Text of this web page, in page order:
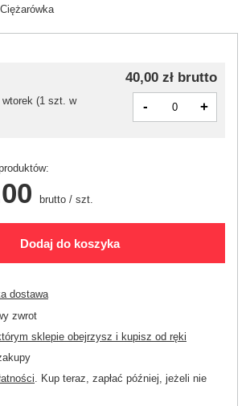
40,00 zł brutto
wtorek (1 szt. w
- +
brutto / szt.
Dodaj do koszyka
dostawa
zwrot
sklepie obejrzysz i kupisz od ręki
. Kup teraz, zapłać później, jeżeli nie